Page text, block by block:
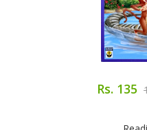
Rs. 135